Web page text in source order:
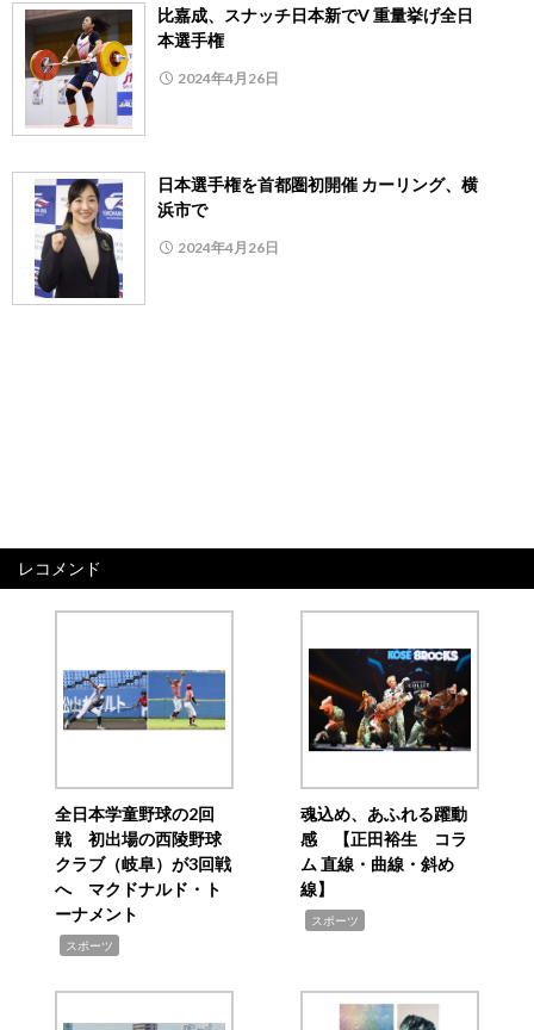
比嘉成、スナッチ日本新でV 重量挙げ全日
本選手権
2024年4月26日
日本選手権を首都圏初開催 カーリング、横
浜市で
2024年4月26日
レコメンド
全日本学童野球の2回
戦 初出場の西陵野球
クラブ（岐阜）が3回戦
へ マクドナルド・ト
ーナメント
スポーツ
魂込め、あふれる躍動
感 【正田裕生 コラ
ム 直線・曲線・斜め
線】
スポーツ